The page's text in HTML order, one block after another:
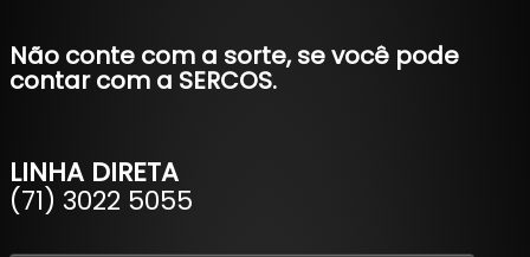
Não conte com a sorte, se você pode
contar com a SERCOS.
LINHA DIRETA
(71) 3022 5055